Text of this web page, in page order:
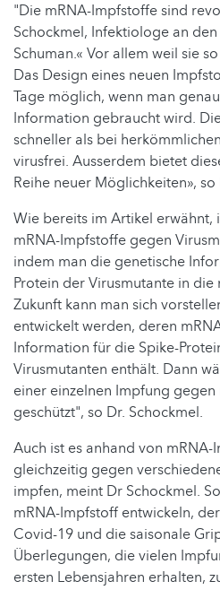
"Die mRNA-Impfstoffe sind
Schockmel, Infektiologe an
Schuman.« Vor allem weil sie
Das Design eines neuen
Tage möglich, wenn man
Information gebraucht wird.
schneller als bei
virusfrei. Ausserdem bietet
Reihe neuer Möglichkeiten», so
Wie bereits im Artikel erwähnt,
mRNA-Impfstoffe gegen
indem man die genetische
Protein der Virusmutante in die
Zukunft kann man sich
entwickelt werden, deren
Information für die Spike-
Virusmutanten enthält. Dann
einer einzelnen Impfung
geschützt", so Dr. Schockmel.
Auch ist es anhand von
gleichzeitig gegen
impfen, meint Dr Schockmel.
mRNA-Impfstoff entwickeln,
Covid-19 und die saisonale
Überlegungen, die vielen
ersten Lebensjahren erhalten,